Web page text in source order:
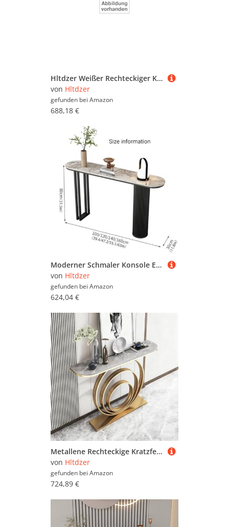
Hltdzer Weißer Rechteckiger Konsolentisch mit Vier Beinen Und Stauraum Moderner Flur-Sofatisch Eingangsbereich Flur Veranda Trennwandschrank(A,160cm/63in)
von Hltdzer
gefunden bei Amazon
688,18 €
Moderner Schmaler Konsole Eingangs Akzent Tisch mit Geometrischer Basis Industrieller Steinplatte und Metall Rechteckrahmen Sofa Tisch Hinter Dem Sofa für Wohnzimmer(B,120*30*80CM/47.2*11.8*31.5IN)
von Hltdzer
gefunden bei Amazon
624,04 €
Metallene Rechteckige Kratzfestige Tisch mit Geometrischem Rahmen Industrieller Sofa Tisch Hinter Dem Sofa Veranda-Schrank Schmiedeeisenrahmen Akzent Eingangstisch(F,150*30*80CM/59.1*11.8*31.5IN)
von Hltdzer
gefunden bei Amazon
724,89 €